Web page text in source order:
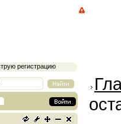
регистрацию